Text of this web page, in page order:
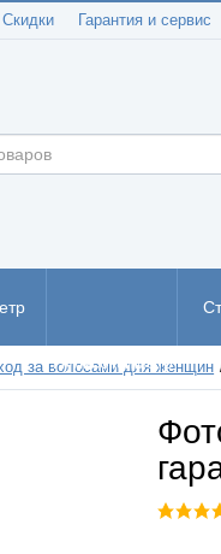
Скидки Гарантия и сервис
Пульсоксиметр
за волосами для женщин